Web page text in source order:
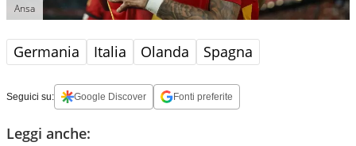
Ansa
Germania Italia Olanda Spagna
Seguici su: Google Discover Fonti preferite
Leggi anche: